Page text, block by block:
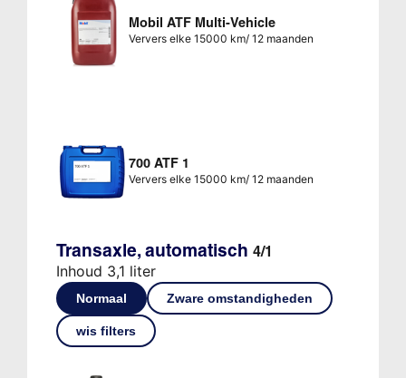
Mobil ATF Multi-Vehicle
Ververs elke 15000 km/ 12 maanden
700 ATF 1
Ververs elke 15000 km/ 12 maanden
Transaxle, automatisch 4/1
Inhoud 3,1 liter
Normaal Zware omstandigheden
wis filters